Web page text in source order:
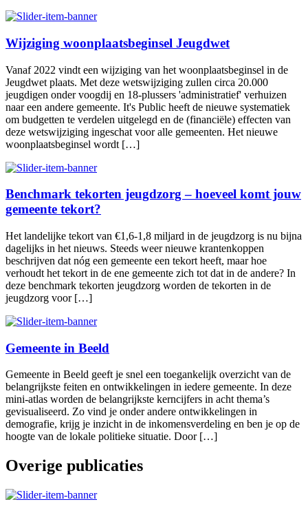
Wijziging woonplaatsbeginsel Jeugdwet
Vanaf 2022 vindt een wijziging van het woonplaatsbeginsel in de
Jeugdwet plaats. Met deze wetswijziging zullen circa 20.000
jeugdigen onder voogdij en 18-plussers 'administratief' verhuizen
naar een andere gemeente. It's Public heeft de nieuwe systematiek
om budgetten te verdelen uitgelegd en de (financiële) effecten van
deze wetswijziging ingeschat voor alle gemeenten. Het nieuwe
woonplaatsbeginsel wordt […]
Benchmark tekorten jeugdzorg – hoeveel komt jouw
gemeente tekort?
Het landelijke tekort van €1,6-1,8 miljard in de jeugdzorg is nu bijna
dagelijks in het nieuws. Steeds weer nieuwe krantenkoppen
beschrijven dat nóg een gemeente een tekort heeft, maar hoe
verhoudt het tekort in de ene gemeente zich tot dat in de andere? In
deze benchmark tekorten jeugdzorg worden de tekorten in de
jeugdzorg voor […]
Gemeente in Beeld
Gemeente in Beeld geeft je snel een toegankelijk overzicht van de
belangrijkste feiten en ontwikkelingen in iedere gemeente. In deze
mini-atlas worden de belangrijkste kerncijfers in acht thema’s
gevisualiseerd. Zo vind je onder andere ontwikkelingen in
demografie, krijg je inzicht in de inkomensverdeling en ben je op de
hoogte van de lokale politieke situatie. Door […]
Overige publicaties